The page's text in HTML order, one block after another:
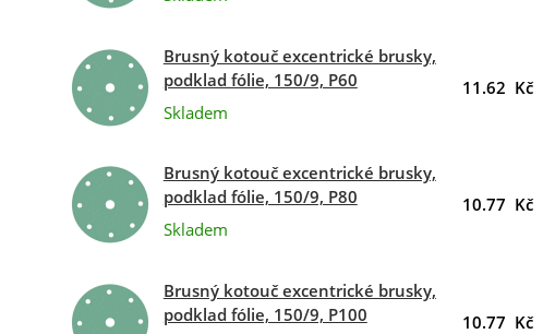
Brusný kotouč excentrické brusky,
podklad fólie, 150/9, P60
Skladem
11.62 Kč
Brusný kotouč excentrické brusky,
podklad fólie, 150/9, P80
Skladem
10.77 Kč
Brusný kotouč excentrické brusky,
podklad fólie, 150/9, P100
10.77 Kč